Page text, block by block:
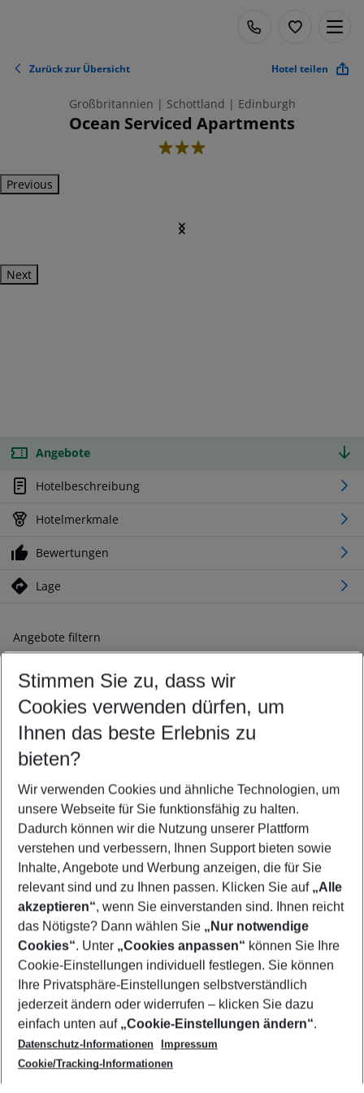
Zurück zur Übersicht Hotel teilen
Großbritannien | Schottland | Edinburgh
Ocean Serviced Apartments
3
Previous
Next
Angebote
Hotelbeschreibung
Hotelmerkmale
Bewertungen
Lage
Angebote filtern
Ändern Sie Ihre Kriterien nach Ihren Wünschen
Abflughafen wählen
Beliebiger Abflughafen
Reisezeitraum wählen
09.08.26– 07.08.27 5-8 Nächte
2 Erwachsene Keine Kinder
Mehr Filter anzeigen
Footer
Footer navigation
Über uns
AGB
Cookie-Einstellungen ändern
Cookie-Richtlinie
Datenschutz
Service & Hilfe
Barrierefreies Reisen
Check-in
Folgen Sie uns
Stimmen Sie zu, dass wir
Cookies verwenden dürfen, um
Ihnen das beste Erlebnis zu
bieten?
Wir verwenden Cookies und ähnliche Technologien, um
unsere Webseite für Sie funktionsfähig zu halten.
Dadurch können wir die Nutzung unserer Plattform
verstehen und verbessern, Ihnen Support bieten sowie
Inhalte, Angebote und Werbung anzeigen, die für Sie
relevant sind und zu Ihnen passen. Klicken Sie auf „Alle
akzeptieren“, wenn Sie einverstanden sind. Ihnen reicht
das Nötigste? Dann wählen Sie „Nur notwendige
Cookies“. Unter „Cookies anpassen“ können Sie Ihre
Cookie-Einstellungen individuell festlegen. Sie können
Ihre Privatsphäre-Einstellungen selbstverständlich
jederzeit ändern oder widerrufen – klicken Sie dazu
einfach unten auf „Cookie-Einstellungen ändern“.
Datenschutz-Informationen
Impressum
Cookie/Tracking-Informationen